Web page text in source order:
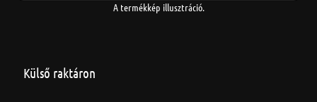
A termékkép illusztráció.
Külső raktáron